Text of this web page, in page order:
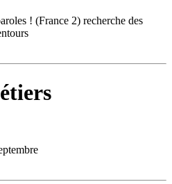
! (France 2) recherche des